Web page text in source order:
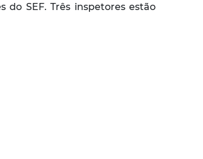
SEF. Três inspetores estão